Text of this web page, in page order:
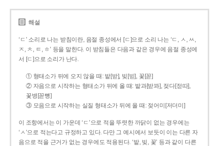
해설
‘ㄷ’ 소리로 나는 받침이란, 음절 종성에서 [ㄷ]으로 소리 나는 ‘ㄷ, ㅅ, ㅆ,
ㅈ, ㅊ, ㅌ, ㅎ’ 등을 말한다. 이 받침들은 다음과 같은 경우에 음절 종성에
서 [ㄷ]으로 소리가 난다.
① 형태소가 뒤에 오지 않을 때: 밭[받], 빚[빋], 꽃[꼳]
② 자음으로 시작하는 형태소가 뒤에 올 때: 밭과[받꽈], 젖다[젇따],
꽃병[꼳뼝]
③ 모음으로 시작하는 실질 형태소가 뒤에 올 때: 젖어미[저더미]
이 조항에서는 이 가운데 ‘ㄷ’으로 적을 뚜렷한 까닭이 없는 경우에는
‘ㅅ’으로 적는다고 규정하고 있다. 다만 그 예시에서 보듯이 이는 다른 자
음으로 적을 근거가 없는 경우에도 적용된다. ‘밭, 빚, 꽃’ 등과 같이 다른